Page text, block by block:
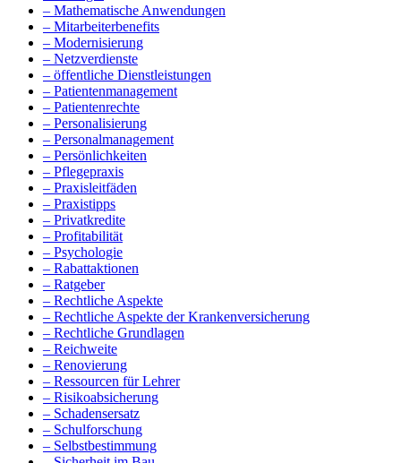
– Mathematische Anwendungen
– Mitarbeiterbenefits
– Modernisierung
– Netzverdienste
– öffentliche Dienstleistungen
– Patientenmanagement
– Patientenrechte
– Personalisierung
– Personalmanagement
– Persönlichkeiten
– Pflegepraxis
– Praxisleitfäden
– Praxistipps
– Privatkredite
– Profitabilität
– Psychologie
– Rabattaktionen
– Ratgeber
– Rechtliche Aspekte
– Rechtliche Aspekte der Krankenversicherung
– Rechtliche Grundlagen
– Reichweite
– Renovierung
– Ressourcen für Lehrer
– Risikoabsicherung
– Schadensersatz
– Schulforschung
– Selbstbestimmung